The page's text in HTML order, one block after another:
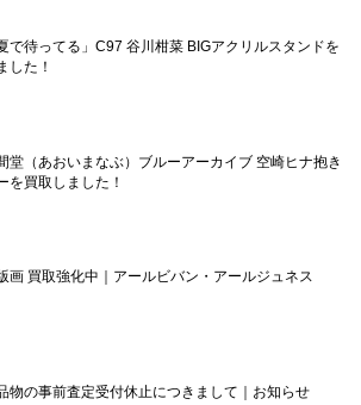
で待ってる」C97 谷川柑菜 BIGアクリルスタンドを
した！
堂（あおいまなぶ）ブルーアーカイブ 空崎ヒナ抱き
を買取しました！
画 買取強化中｜アールビバン・アールジュネス
物の事前査定受付休止につきまして｜お知らせ